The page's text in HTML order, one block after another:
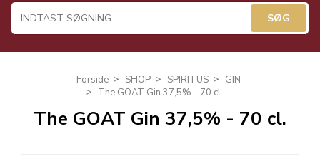
a
i
Forside SHOP SPIRITUS
GIN
The GOAT Gin 37,5% - 70 cl.
The GOAT Gin 37,5% - 70 cl.